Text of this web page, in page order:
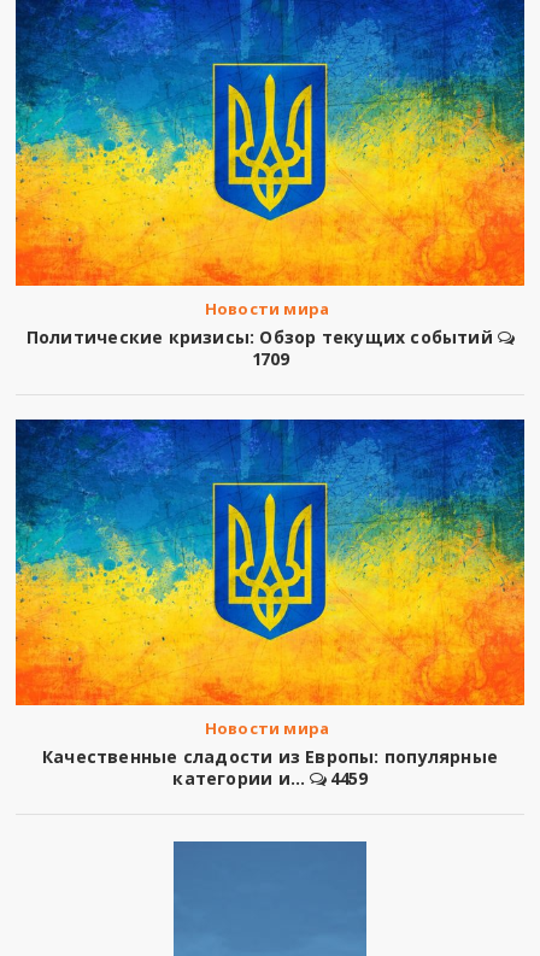
Новости мира
Политические кризисы: Обзор текущих событий
1709
Новости мира
Качественные сладости из Европы: популярные
категории и...
4459